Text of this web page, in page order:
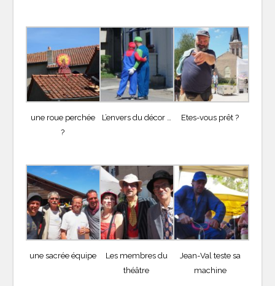
une roue perchée
?
L’envers du décor … Etes-vous prêt ?
une sacrée équipe
Les membres du
théâtre
Jean-Val teste sa
machine